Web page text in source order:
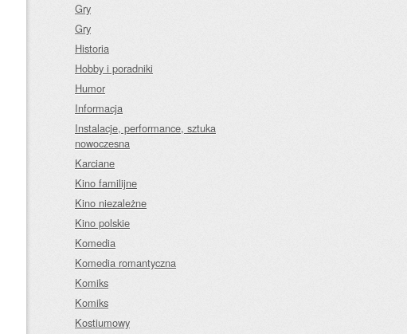
Gry
Gry
Historia
Hobby i poradniki
Humor
Informacja
Instalacje, performance, sztuka
nowoczesna
Karciane
Kino familijne
Kino niezależne
Kino polskie
Komedia
Komedia romantyczna
Komiks
Komiks
Kostiumowy